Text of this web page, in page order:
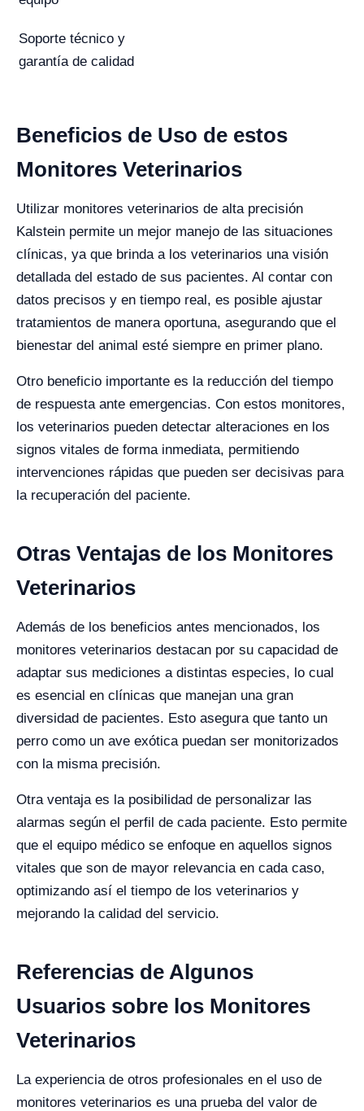
Soporte técnico y
garantía de calidad
Beneficios de Uso de estos
Monitores Veterinarios
Utilizar monitores veterinarios de alta precisión
Kalstein permite un mejor manejo de las situaciones
clínicas, ya que brinda a los veterinarios una visión
detallada del estado de sus pacientes. Al contar con
datos precisos y en tiempo real, es posible ajustar
tratamientos de manera oportuna, asegurando que el
bienestar del animal esté siempre en primer plano.
Otro beneficio importante es la reducción del tiempo
de respuesta ante emergencias. Con estos monitores,
los veterinarios pueden detectar alteraciones en los
signos vitales de forma inmediata, permitiendo
intervenciones rápidas que pueden ser decisivas para
la recuperación del paciente.
Otras Ventajas de los Monitores
Veterinarios
Además de los beneficios antes mencionados, los
monitores veterinarios destacan por su capacidad de
adaptar sus mediciones a distintas especies, lo cual
es esencial en clínicas que manejan una gran
diversidad de pacientes. Esto asegura que tanto un
perro como un ave exótica puedan ser monitorizados
con la misma precisión.
Otra ventaja es la posibilidad de personalizar las
alarmas según el perfil de cada paciente. Esto permite
que el equipo médico se enfoque en aquellos signos
vitales que son de mayor relevancia en cada caso,
optimizando así el tiempo de los veterinarios y
mejorando la calidad del servicio.
Referencias de Algunos
Usuarios sobre los Monitores
Veterinarios
La experiencia de otros profesionales en el uso de
monitores veterinarios es una prueba del valor de